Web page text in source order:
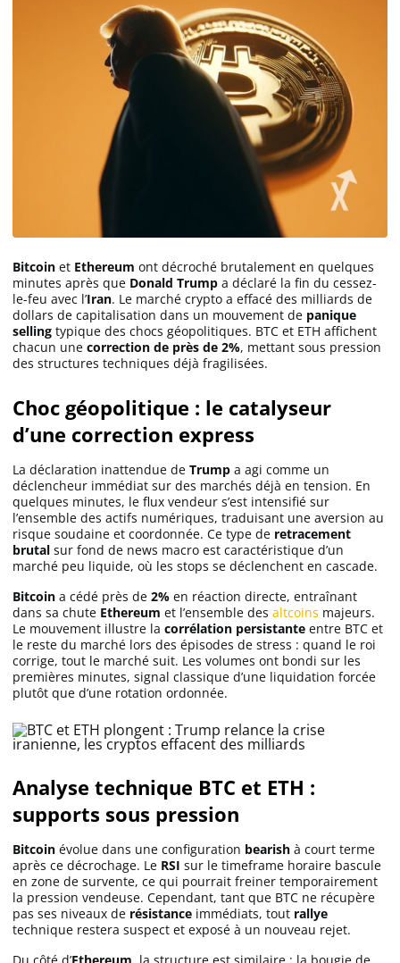
Bitcoin et Ethereum ont décroché brutalement en quelques
minutes après que Donald Trump a déclaré la fin du cessez-
le-feu avec l’Iran. Le marché crypto a effacé des milliards de
dollars de capitalisation dans un mouvement de panique
selling typique des chocs géopolitiques. BTC et ETH affichent
chacun une correction de près de 2%, mettant sous pression
des structures techniques déjà fragilisées.
Choc géopolitique : le catalyseur
d’une correction express
La déclaration inattendue de Trump a agi comme un
déclencheur immédiat sur des marchés déjà en tension. En
quelques minutes, le flux vendeur s’est intensifié sur
l’ensemble des actifs numériques, traduisant une aversion au
risque soudaine et coordonnée. Ce type de retracement
brutal sur fond de news macro est caractéristique d’un
marché peu liquide, où les stops se déclenchent en cascade.
Bitcoin a cédé près de 2% en réaction directe, entraînant
dans sa chute Ethereum et l’ensemble des altcoins majeurs.
Le mouvement illustre la corrélation persistante entre BTC et
le reste du marché lors des épisodes de stress : quand le roi
corrige, tout le marché suit. Les volumes ont bondi sur les
premières minutes, signal classique d’une liquidation forcée
plutôt que d’une rotation ordonnée.
Analyse technique BTC et ETH :
supports sous pression
Bitcoin évolue dans une configuration bearish à court terme
après ce décrochage. Le RSI sur le timeframe horaire bascule
en zone de survente, ce qui pourrait freiner temporairement
la pression vendeuse. Cependant, tant que BTC ne récupère
pas ses niveaux de résistance immédiats, tout rallye
technique restera suspect et exposé à un nouveau rejet.